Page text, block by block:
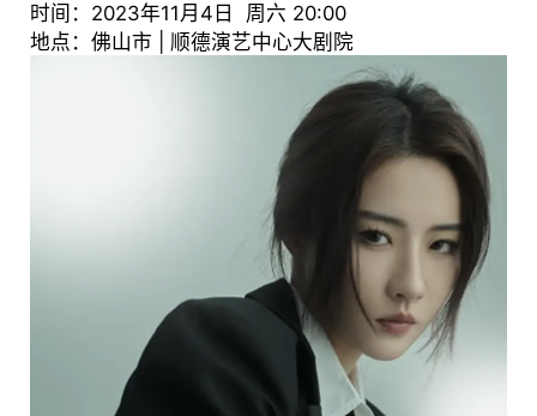
时间：2023年11月4日 周六 20:00
地点：佛山市 | 顺德演艺中心大剧院